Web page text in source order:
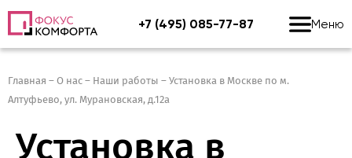
+7 (495) 085-77-87 Меню
Главная – О нас – Наши работы – Установка в Москве по м.
Алтуфьево, ул. Мурановская, д.12а
Установка в